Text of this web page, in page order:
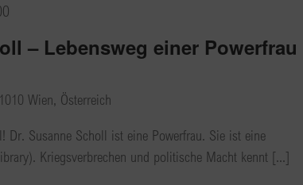
– Lebensweg einer Powerfrau
Wien, Österreich
Dr. Susanne Scholl ist eine Powerfrau. Sie ist eine
Kriegsverbrechen und politische Macht kennt [...]